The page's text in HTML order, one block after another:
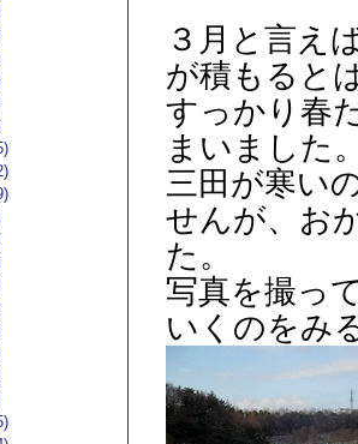
３月と言え
が積もると
すっかり春
まいました
三田が寒い
せんが、お
た。
写真を撮っ
いくのをみ